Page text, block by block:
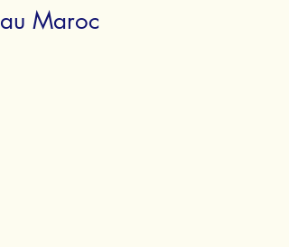
au Maroc